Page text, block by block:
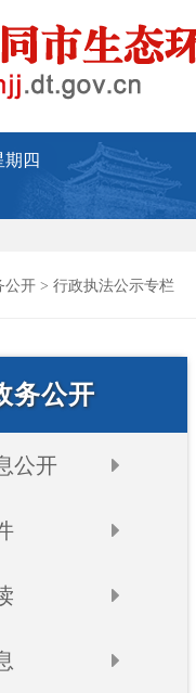
期四
公开 > 行政执法公示专栏
务公开
公开